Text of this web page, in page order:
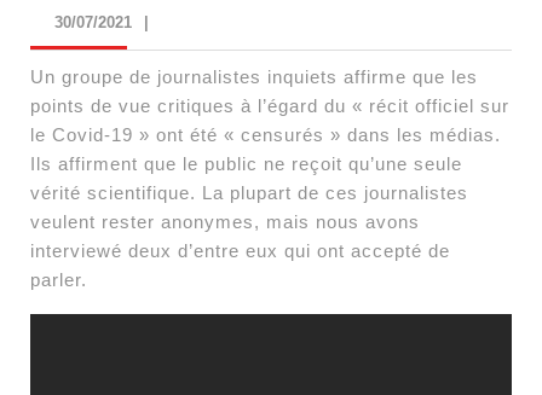
30/07/202130/07/2021
Un groupe de journalistes inquiets affirme que les
points de vue critiques à l’égard du « récit officiel sur
le Covid-19 » ont été « censurés » dans les médias.
Ils affirment que le public ne reçoit qu’une seule
vérité scientifique. La plupart de ces journalistes
veulent rester anonymes, mais nous avons
interviewé deux d’entre eux qui ont accepté de
parler.